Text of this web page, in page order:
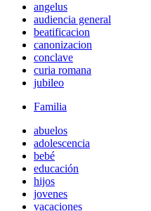
angelus
audiencia general
beatificacion
canonizacion
conclave
curia romana
jubileo
Familia
abuelos
adolescencia
bebé
educación
hijos
jovenes
vacaciones